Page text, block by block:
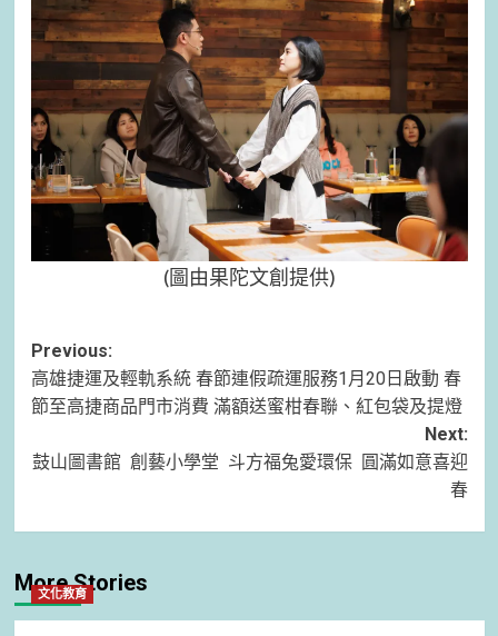
(圖由果陀文創提供)
Post
navigation
Previous:
高雄捷運及輕軌系統 春節連假疏運服務1月20日啟動 春
節至高捷商品門市消費 滿額送蜜柑春聯、紅包袋及提燈
Next:
鼓山圖書館 創藝小學堂 斗方福兔愛環保 圓滿如意喜迎
春
More Stories
文化教育